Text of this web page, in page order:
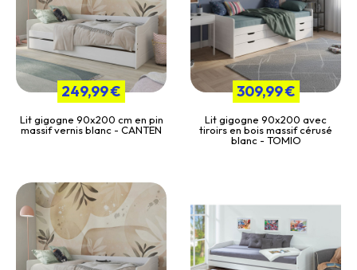
249,99 €
Lit gigogne 90x200 cm en pin
massif vernis blanc - CANTEN
309,99 €
Lit gigogne 90x200 avec
tiroirs en bois massif cérusé
blanc - TOMIO